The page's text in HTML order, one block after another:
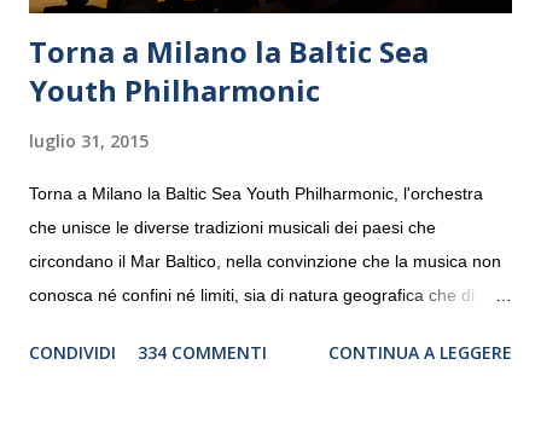
Torna a Milano la Baltic Sea
Youth Philharmonic
luglio 31, 2015
Torna a Milano la Baltic Sea Youth Philharmonic, l'orchestra
che unisce le diverse tradizioni musicali dei paesi che
circondano il Mar Baltico, nella convinzione che la musica non
conosca né confini né limiti, sia di natura geografica che di
debutterà il 10 settembre a Heiden, in Germania, e toccherà, in
CONDIVIDI 334 COMMENTI CONTINUA A LEGGERE